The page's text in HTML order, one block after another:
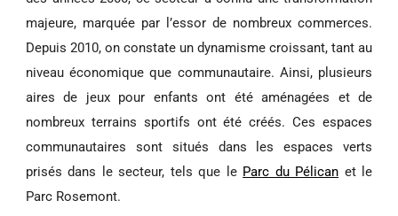
majeure, marquée par l’essor de nombreux commerces.
Depuis 2010, on constate un dynamisme croissant, tant au
niveau économique que communautaire. Ainsi, plusieurs
aires de jeux pour enfants ont été aménagées et de
nombreux terrains sportifs ont été créés. Ces espaces
communautaires sont situés dans les espaces verts
prisés dans le secteur, tels que le Parc du Pélican et le
Parc Rosemont.